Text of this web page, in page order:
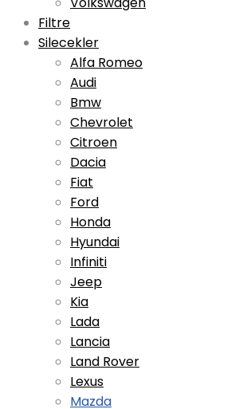
Filtre
Silecekler
Alfa Romeo
Audi
Bmw
Chevrolet
Citroen
Dacia
Fiat
Ford
Honda
Hyundai
Infiniti
Jeep
Kia
Lada
Lancia
Land Rover
Lexus
Mazda